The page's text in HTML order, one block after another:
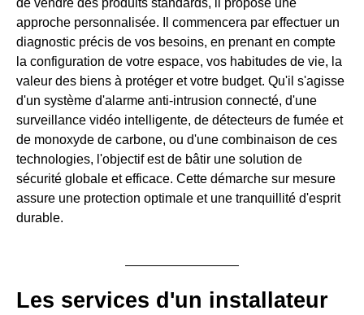
approche personnalisée. Il commencera par effectuer un
diagnostic précis de vos besoins, en prenant en compte
la configuration de votre espace, vos habitudes de vie, la
valeur des biens à protéger et votre budget. Qu'il s'agisse
d'un système d'alarme anti-intrusion connecté, d'une
surveillance vidéo intelligente, de détecteurs de fumée et
de monoxyde de carbone, ou d'une combinaison de ces
technologies, l'objectif est de bâtir une solution de
sécurité globale et efficace. Cette démarche sur mesure
assure une protection optimale et une tranquillité d'esprit
durable.
Les services d'un installateur